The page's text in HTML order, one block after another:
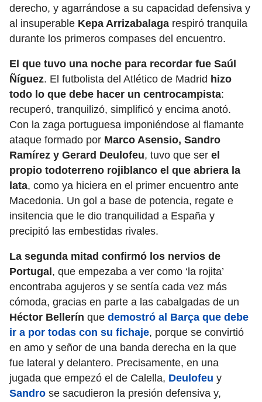
derecho, y agarrándose a su capacidad defensiva y
al insuperable Kepa Arrizabalaga respiró tranquila
durante los primeros compases del encuentro.
El que tuvo una noche para recordar fue Saúl
Ñíguez. El futbolista del Atlético de Madrid hizo
todo lo que debe hacer un centrocampista:
recuperó, tranquilizó, simplificó y encima anotó.
Con la zaga portuguesa imponiéndose al flamante
ataque formado por Marco Asensio, Sandro
Ramírez y Gerard Deulofeu, tuvo que ser el
propio todoterreno rojiblanco el que abriera la
lata, como ya hiciera en el primer encuentro ante
Macedonia. Un gol a base de potencia, regate e
insitencia que le dio tranquilidad a España y
precipitó las embestidas rivales.
La segunda mitad confirmó los nervios de
Portugal , que empezaba a ver como ‘la rojita’
encontraba agujeros y se sentía cada vez más
cómoda, gracias en parte a las cabalgadas de un
Héctor Bellerín que demostró al Barça que debe
ir a por todas con su fichaje, porque se convirtió
en amo y señor de una banda derecha en la que
fue lateral y delantero. Precisamente, en una
jugada que empezó el de Calella, Deulofeu y
Sandro se sacudieron la presión defensiva y,